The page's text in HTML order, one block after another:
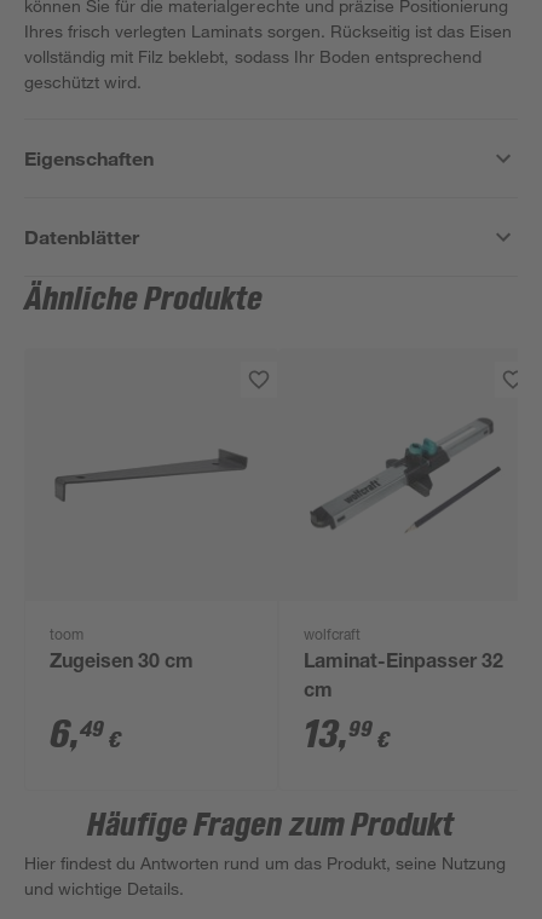
können Sie für die materialgerechte und präzise Positionierung
Ihres frisch verlegten Laminats sorgen. Rückseitig ist das Eisen
vollständig mit Filz beklebt, sodass Ihr Boden entsprechend
geschützt wird.
Eigenschaften
Datenblätter
Ähnliche Produkte
toom
Zugeisen 30 cm
6,49 €
wolfcraft
Laminat-Einpasser 32
cm
13,99 €
Häufige Fragen zum Produkt
Hier findest du Antworten rund um das Produkt, seine Nutzung
und wichtige Details.